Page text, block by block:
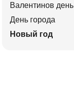
Валентинов день
День города
Новый год